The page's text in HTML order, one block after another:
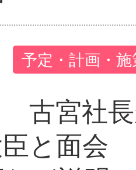
予定・計画・
古宮社
と面会